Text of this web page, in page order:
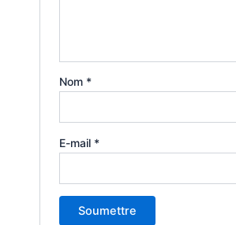
Nom *
E-mail *